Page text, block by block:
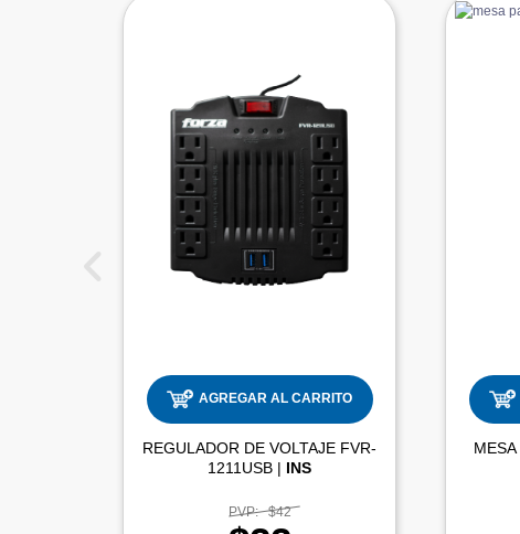
AGREGAR AL CARRITO
REGULADOR DE VOLTAJE FVR-
1211USB | INS
PVP: $42